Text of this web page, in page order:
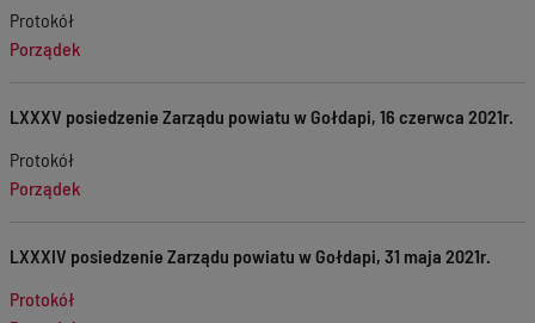
Protokół
Porządek
LXXXV posiedzenie Zarządu powiatu w Gołdapi, 16 czerwca 2021r.
Protokół
Porządek
LXXXIV posiedzenie Zarządu powiatu w Gołdapi, 31 maja 2021r.
Protokół